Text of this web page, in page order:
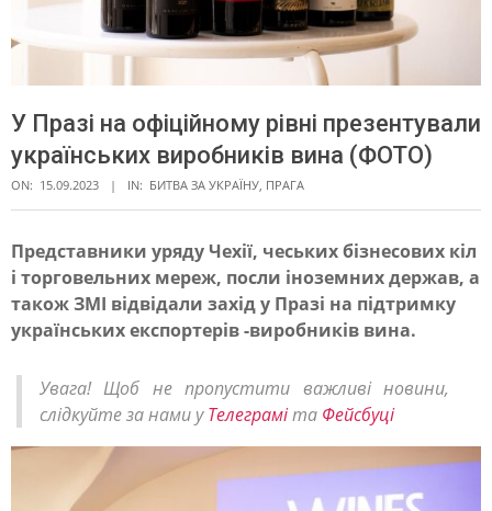
У Празі на офіційному рівні презентували
українських виробників вина (ФОТО)
ON: 15.09.2023 IN: БИТВА ЗА УКРАЇНУ, ПРАГА
У
П
з
і
Представники уряду Чехії, чеських бізнесових кіл
і торговельних мереж, посли іноземних держав, а
також ЗМІ відвідали захід у Празі на підтримку
українських експортерів -виробників вина.
Увага! Щоб не пропустити важливі новини,
слідкуйте за нами уТелеграміта Фейсбуці